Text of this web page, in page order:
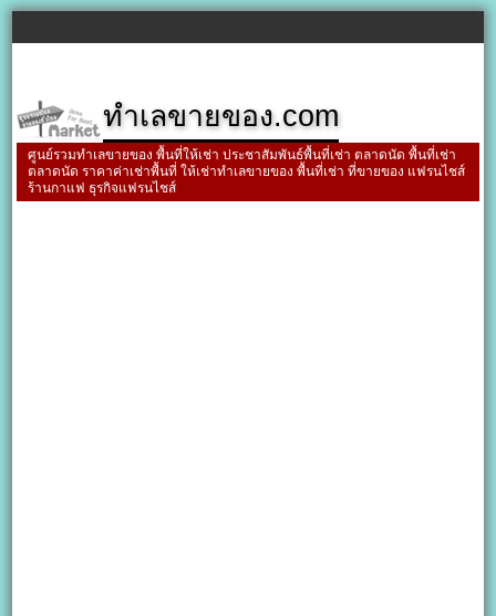
ทำเลขายของ.com
ศูนย์รวมทำเลขายของ พื้นที่ให้เช่า ประชาสัมพันธ์พื้นที่เช่า ตลาดนัด พื้นที่เช่า
ตลาดนัด ราคาค่าเช่าพื้นที่ ให้เช่าทำเลขายของ พื้นที่เช่า ที่ขายของ แฟรนไชส์
ร้านกาแฟ ธุรกิจแฟรนไชส์